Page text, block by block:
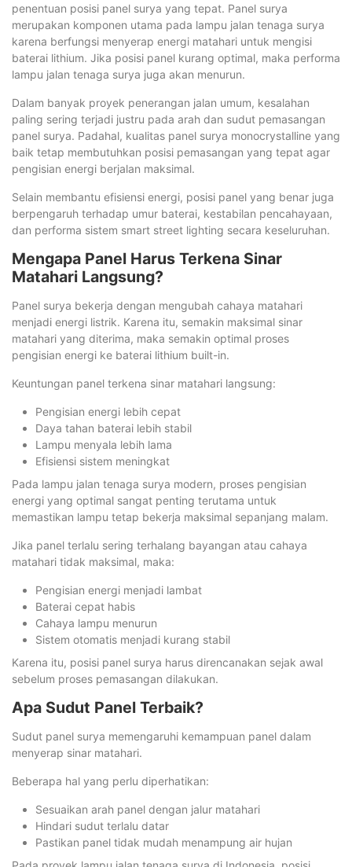
penentuan posisi panel surya yang tepat. Panel surya
merupakan komponen utama pada lampu jalan tenaga surya
karena berfungsi menyerap energi matahari untuk mengisi
baterai lithium. Jika posisi panel kurang optimal, maka performa
lampu jalan tenaga surya juga akan menurun.
Dalam banyak proyek penerangan jalan umum, kesalahan
paling sering terjadi justru pada arah dan sudut pemasangan
panel surya. Padahal, kualitas panel surya monocrystalline yang
baik tetap membutuhkan posisi pemasangan yang tepat agar
pengisian energi berjalan maksimal.
Selain membantu efisiensi energi, posisi panel yang benar juga
berpengaruh terhadap umur baterai, kestabilan pencahayaan,
dan performa sistem smart street lighting secara keseluruhan.
Mengapa Panel Harus Terkena Sinar
Matahari Langsung?
Panel surya bekerja dengan mengubah cahaya matahari
menjadi energi listrik. Karena itu, semakin maksimal sinar
matahari yang diterima, maka semakin optimal proses
pengisian energi ke baterai lithium built-in.
Keuntungan panel terkena sinar matahari langsung:
Pengisian energi lebih cepat
Daya tahan baterai lebih stabil
Lampu menyala lebih lama
Efisiensi sistem meningkat
Pada lampu jalan tenaga surya modern, proses pengisian
energi yang optimal sangat penting terutama untuk
memastikan lampu tetap bekerja maksimal sepanjang malam.
Jika panel terlalu sering terhalang bayangan atau cahaya
matahari tidak maksimal, maka:
Pengisian energi menjadi lambat
Baterai cepat habis
Cahaya lampu menurun
Sistem otomatis menjadi kurang stabil
Karena itu, posisi panel surya harus direncanakan sejak awal
sebelum proses pemasangan dilakukan.
Apa Sudut Panel Terbaik?
Sudut panel surya memengaruhi kemampuan panel dalam
menyerap sinar matahari.
Beberapa hal yang perlu diperhatikan:
Sesuaikan arah panel dengan jalur matahari
Hindari sudut terlalu datar
Pastikan panel tidak mudah menampung air hujan